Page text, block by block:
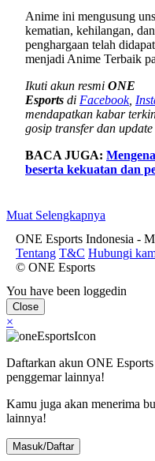
Anime ini mengusung
kematian, kehilangan,
penghargaan telah
menjadi Anime Terbaik
Ikuti akun resmi ONE
Esports di Facebook,
mendapatkan kabar
gosip transfer dan
BACA JUGA:
beserta kekuatan dan
Muat Selengkapnya
ONE Esports Indonesia -
Tentang T&C Hubungi
© ONE Esports
You have been loggedin
Close
×
Daftarkan akun ONE
penggemar lainnya!
Kamu juga akan menerima
lainnya!
Masuk/Daftar